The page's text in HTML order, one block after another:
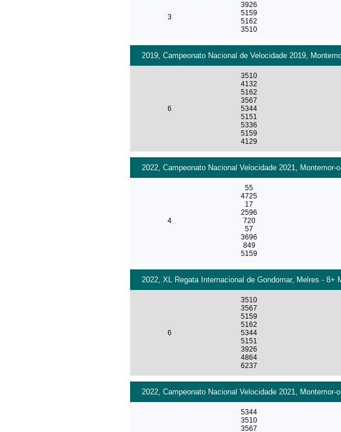
3
3926
5159
5162
3510
2019, Campeonato Nacional de Velocidade 2019,
6
3510
4132
5162
3567
5344
5151
5336
5159
4129
2022, Campeonato Nacional Velocidade 2021,
4
55
4725
17
2596
720
57
3696
849
5159
2022, XL Regata Internacional de Gondomar, Melres - 8+
6
3510
3567
5159
5162
5344
5151
3926
4864
6237
2022, Campeonato Nacional Velocidade 2021,
5344
3510
3567